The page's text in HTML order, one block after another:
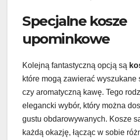
Specjalne kosze
upominkowe
Kolejną fantastyczną opcją są
które mogą zawierać wyszukane
czy aromatyczną kawę. Tego
elegancki wybór, który można
gustu obdarowywanych. Kosze
każdą okazję, łącząc w sobie